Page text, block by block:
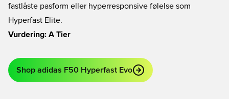
fastlåste pasform eller hyperresponsive følelse som
Hyperfast Elite.
Vurdering: A Tier
Shop adidas F50 Hyperfast Evo